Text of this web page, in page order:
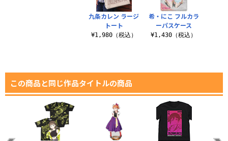
九条カレン ラージ
トート
¥1,980（税込）
希・にこ フルカラ
ーパスケース
¥1,430（税込）
この商品と同じ作品タイトルの商品